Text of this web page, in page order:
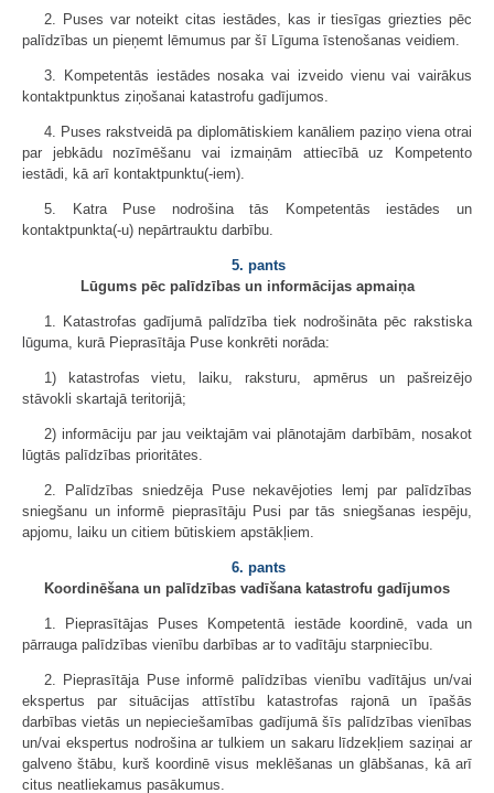
2. Puses var noteikt citas iestādes, kas ir tiesīgas griezties pēc
palīdzības un pieņemt lēmumus par šī Līguma īstenošanas veidiem.
3. Kompetentās iestādes nosaka vai izveido vienu vai vairākus
kontaktpunktus ziņošanai katastrofu gadījumos.
4. Puses rakstveidā pa diplomātiskiem kanāliem paziņo viena otrai
par jebkādu nozīmēšanu vai izmaiņām attiecībā uz Kompetento
iestādi, kā arī kontaktpunktu(-iem).
5. Katra Puse nodrošina tās Kompetentās iestādes un
kontaktpunkta(-u) nepārtrauktu darbību.
5. pants
Lūgums pēc palīdzības un informācijas apmaiņa
1. Katastrofas gadījumā palīdzība tiek nodrošināta pēc rakstiska
lūguma, kurā Pieprasītāja Puse konkrēti norāda:
1) katastrofas vietu, laiku, raksturu, apmērus un pašreizējo
stāvokli skartajā teritorijā;
2) informāciju par jau veiktajām vai plānotajām darbībām, nosakot
lūgtās palīdzības prioritātes.
2. Palīdzības sniedzēja Puse nekavējoties lemj par palīdzības
sniegšanu un informē pieprasītāju Pusi par tās sniegšanas iespēju,
apjomu, laiku un citiem būtiskiem apstākļiem.
6. pants
Koordinēšana un palīdzības vadīšana katastrofu gadījumos
1. Pieprasītājas Puses Kompetentā iestāde koordinē, vada un
pārrauga palīdzības vienību darbības ar to vadītāju starpniecību.
2. Pieprasītāja Puse informē palīdzības vienību vadītājus un/vai
ekspertus par situācijas attīstību katastrofas rajonā un īpašās
darbības vietās un nepieciešamības gadījumā šīs palīdzības vienības
un/vai ekspertus nodrošina ar tulkiem un sakaru līdzekļiem saziņai ar
galveno štābu, kurš koordinē visus meklēšanas un glābšanas, kā arī
citus neatliekamus pasākumus.